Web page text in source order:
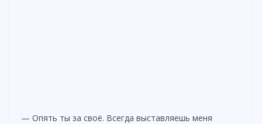
— Опять ты за своё. Всегда выставляешь меня